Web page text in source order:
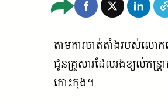
តាមការចាត់តាំងរបស់លោ
ជូនគ្រួសារដែលរងខ្យល់កន្
កោះកុង។